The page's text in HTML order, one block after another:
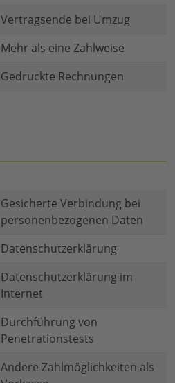
Vertragsende bei Umzug
Mehr als eine Zahlweise
Gedruckte Rechnungen
Gesicherte Verbindung bei
personenbezogenen Daten
Datenschutzerklärung
Datenschutzerklärung im
Internet
Durchführung von
Penetrationstests
Andere Zahlmöglichkeiten als